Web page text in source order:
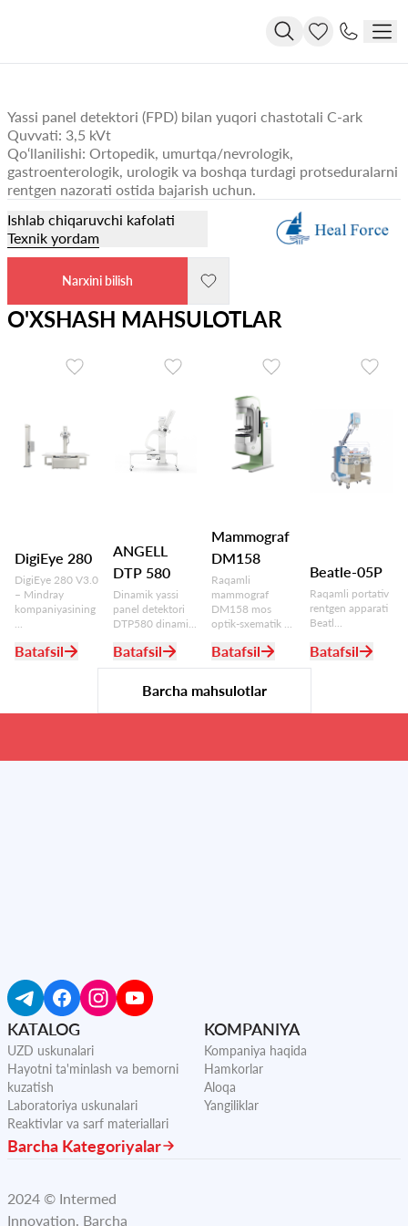
Yassi panel detektori (FPD) bilan yuqori chastotali C-ark
Quvvati: 3,5 kVt
Qo‘llanilishi: Ortopedik, umurtqa/nevrologik,
gastroenterologik, urologik va boshqa turdagi protseduralarni
rentgen nazorati ostida bajarish uchun.
Ishlab chiqaruvchi kafolati
Texnik yordam
Narxini bilish
O'XSHASH MAHSULOTLAR
DigiEye 280
DigiEye 280 V3.0
– Mindray
kompaniyasining
...
Batafsil
ANGELL
DTP 580
Dinamik yassi
panel detektori
DTP580 dinami...
Batafsil
Mammograf
DM158
Raqamli
mammograf
DM158 mos
optik-sxematik ...
Batafsil
Beatle-05P
Raqamli portativ
rentgen apparati
Beatl...
Batafsil
Barcha mahsulotlar
KATALOG
UZD uskunalari
Hayotni ta'minlash va bemorni
kuzatish
Laboratoriya uskunalari
Reaktivlar va sarf materiallari
Barcha Kategoriyalar
KOMPANIYA
Kompaniya haqida
Hamkorlar
Aloqa
Yangiliklar
2024 © Intermed
Innovation. Barcha